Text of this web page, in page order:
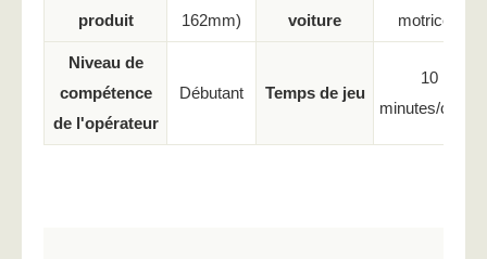
produit
162mm)
voiture
motrices
Niveau de
compétence
de l'opérateur
Débutant Temps de jeu
10
minutes/cycle